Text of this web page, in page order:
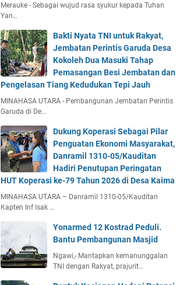
Merauke - Sebagai wujud rasa syukur kepada Tuhan
Yan…
Bakti Nyata TNI untuk Rakyat,
Jembatan Perintis Garuda Desa
Kokoleh Dua Masuki Tahap
Pemasangan Besi Jembatan dan
Pengelasan Tiang Kedudukan Tepi Jauh
MINAHASA UTARA - Pembangunan Jembatan Perintis
Garuda di De…
Dukung Koperasi Sebagai Pilar
Penguatan Ekonomi Masyarakat,
Danramil 1310-05/Kauditan
Hadiri Penutupan Peringatan
HUT Koperasi ke-79 Tahun 2026 di Desa Kaima
MINAHASA UTARA – Danramil 1310-05/Kauditan
Kapten Inf Isak …
Yonarmed 12 Kostrad Peduli.
Bantu Pembangunan Masjid
Ngawi,- Mantapkan kemanunggalan
TNI dengan Rakyat, prajurit…